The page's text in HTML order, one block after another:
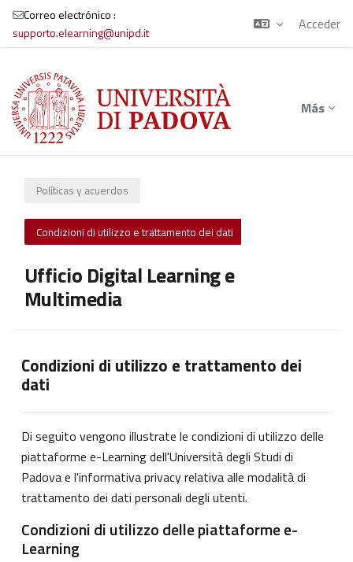
Salta al contenido principal
Correo electrónico :
supporto.elearning@unipd.it
Acceder
Más
Políticas y acuerdos
Condizioni di utilizzo e trattamento dei dati
Ufficio Digital Learning e
Multimedia
Condizioni di utilizzo e trattamento dei
dati
Di seguito vengono illustrate le condizioni di utilizzo delle
piattaforme e-Learning dell'Università degli Studi di
Padova e l'informativa privacy relativa alle modalità di
trattamento dei dati personali degli utenti.
Condizioni di utilizzo delle piattaforme e-
Learning